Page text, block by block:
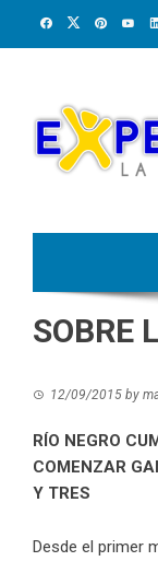
SOBRE
12/09/2015 by
RÍO NEGRO
COMENZAR
Y TRES
Desde el primer